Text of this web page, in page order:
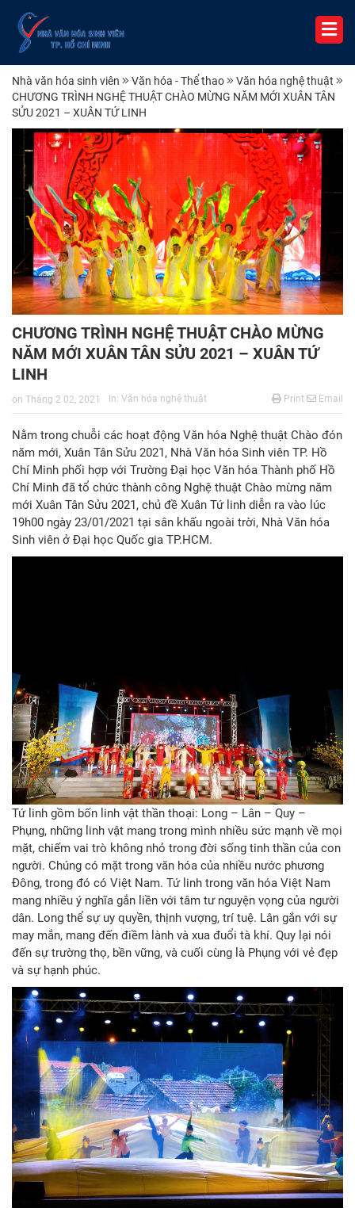
Nhà văn hóa sinh viên Văn hóa - Thể thao
Văn hóa nghệ thuật
CHƯƠNG TRÌNH NGHỆ THUẬT CHÀO MỪNG NĂM MỚI XUÂN TÂN
SỬU 2021 – XUÂN TỨ LINH
CHƯƠNG TRÌNH NGHỆ THUẬT CHÀO MỪNG
NĂM MỚI XUÂN TÂN SỬU 2021 – XUÂN TỨ
LINH
on Tháng 2 02, 2021 In: Văn hóa nghệ thuật Print Email
Nằm trong chuỗi các hoạt động Văn hóa Nghệ thuật Chào đón
năm mới, Xuân Tân Sửu 2021, Nhà Văn hóa Sinh viên TP. Hồ
Chí Minh phối hợp với Trường Đại học Văn hóa Thành phố Hồ
Chí Minh đã tổ chức thành công Nghệ thuật Chào mừng năm
mới Xuân Tân Sửu 2021, chủ đề Xuân Tứ linh diễn ra vào lúc
19h00 ngày 23/01/2021 tại sân khấu ngoài trời, Nhà Văn hóa
Sinh viên ở Đại học Quốc gia TP.HCM.
Tứ linh gồm bốn linh vật thần thoại: Long – Lân – Quy –
Phụng, những linh vật mang trong mình nhiều sức mạnh về mọi
mặt, chiếm vai trò không nhỏ trong đời sống tinh thần của con
người. Chúng có mặt trong văn hóa của nhiều nước phương
Đông, trong đó có Việt Nam. Tứ linh trong văn hóa Việt Nam
mang nhiều ý nghĩa gắn liền với tâm tư nguyện vọng của người
dân. Long thể sự uy quyền, thịnh vượng, trí tuệ. Lân gắn với sự
may mắn, mang đến điềm lành và xua đuổi tà khí. Quy lại nói
đến sự trường thọ, bền vững, và cuối cùng là Phụng với vẻ đẹp
và sự hạnh phúc.